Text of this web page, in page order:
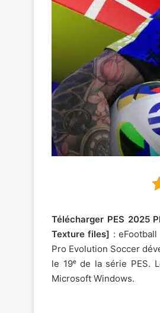
Télécharger PES 2025
Texture files] :
Pro Evolution Soccer
le 19ᵉ de la série PES.
Microsoft Windows.